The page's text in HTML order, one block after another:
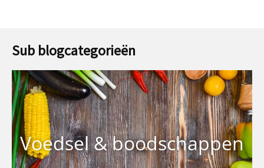
Sub blogcategorieën
Voedsel & boodschappen